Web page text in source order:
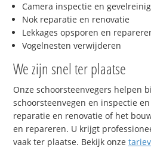
Camera inspectie en
Nok reparatie en renovatie
Lekkages opsporen en
Vogelnesten verwijderen
We zijn snel ter plaatse
Onze schoorsteenvegers helpen
schoorsteenvegen en inspectie
reparatie en renovatie of het
en repareren. U krijgt
vaak ter plaatse. Bekijk onze